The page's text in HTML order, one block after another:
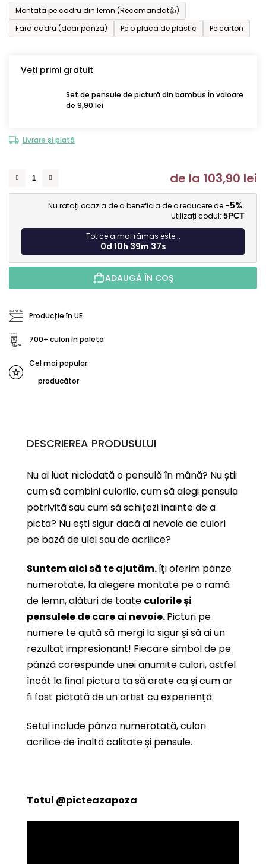
Montată pe cadru din lemn (Recomandat👍)
Fără cadru (doar pânza)
Pe o placă de plastic Pe carton
Veți primi gratuit
Set de pensule de pictură din bambus În valoare
de 9,90 lei
Livrare și plată
de la 103,90 lei
Nu ratați ocazia de a beneficia de o reducere de -5%.
Utilizați codul: 5PCT
Tot ce a mai rămas este...
0d 10h 39m 36s
ADAUGĂ ÎN COŞ
Producție în UE
700+ culori în paletă
Cel mai popular
producător
DESCRIEREA PRODUSULUI
Nu ai luat niciodată o pensulă în mână? Nu știi
cum să combini culorile, cum să alegi pensula
potrivită sau cum să schițezi înainte de a
picta? Nu ești sigur dacă ai nevoie de culori
pe bază de ulei sau de acrilice?
Suntem aici să te ajutăm.Îți oferim pânze
numerotate, la alegere montate pe o ramă
de lemn, alături de toate culorile și
pensulele de care ai nevoie.Picturi pe
numere te ajută să mergi la sigur și să ai un
rezultat impresionant! Fiecare simbol de pe
pânză corespunde unei anumite culori, astfel
încât la final pictura ta să arate ca și cum ar
fi fost pictată de un artist cu experiență.
Setul include pânza numerotată, culori
acrilice de înaltă calitate și pensule.
Totul @picteazapoza